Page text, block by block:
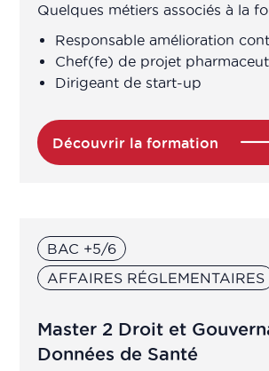
Chargé affaires
Chargé affaires
international
Chargé assurance qualité en
Chargé contrôle pub
Quelques métiers associés à la
Responsable amélioration
Chef(fe) de projet
Dirigeant de start-up
Découvrir la formation
BAC +5/6
AFFAIRES RÉGLEMENTAIRES
Master 2 Droit et
Données de Santé